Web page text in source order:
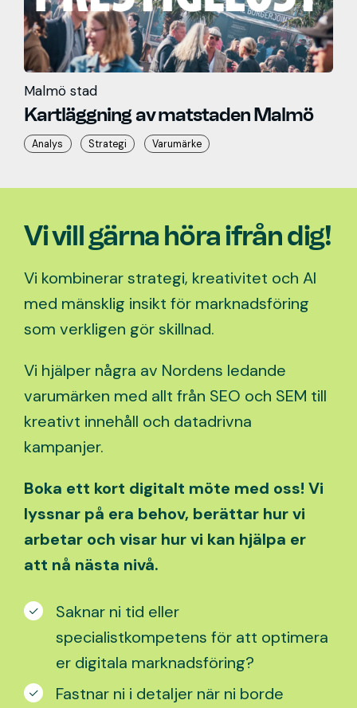
Malmö stad
Kartläggning av matstaden Malmö
Analys Strategi Varumärke
Vi vill gärna höra ifrån dig!
Vi kombinerar strategi, kreativitet och AI
med mänsklig insikt för marknadsföring
som verkligen gör skillnad.
Vi hjälper några av Nordens ledande
varumärken med allt från SEO och SEM till
kreativt innehåll och datadrivna
kampanjer.
Boka ett kort digitalt möte med oss! Vi
lyssnar på era behov, berättar hur vi
arbetar och visar hur vi kan hjälpa er
att nå nästa nivå.
Saknar ni tid eller
specialistkompetens för att optimera
er digitala marknadsföring?
Fastnar ni i detaljer när ni borde